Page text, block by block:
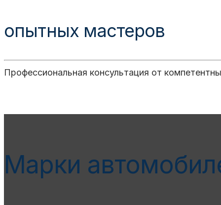
опытных мастеров
Профессиональная консультация от
Марки